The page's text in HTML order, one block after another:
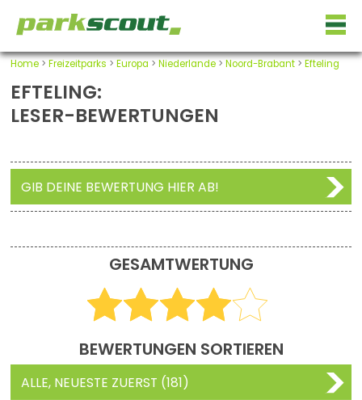
Home> Freizeitparks > Europa > Niederlande> Noord-Brabant> Efteling
EFTELING:
LESER-BEWERTUNGEN
GIB DEINE BEWERTUNG HIER AB!
GESAMTWERTUNG
BEWERTUNGEN SORTIEREN
ALLE, NEUESTE ZUERST (181)